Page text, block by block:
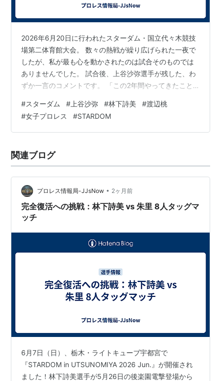
2026年6月20日に行われたスターダム・国立代々木競技
場第二体育館大会。 数々の熱戦が繰り広げられた一夜で
したが、私が最も心を動かされたのは試合そのものでは
ありませんでした。 試合後、上谷沙弥選手が残した、わ
ずか一言のコメントです。 「この2年間やってきたこと
わ。」 この言葉を聞いた瞬間、私は思わず画面の前で言
葉を失いました。 敗戦後の悔しさを口にするレスラーは
珍しくありません。しかし、このコメントは単なる「負
っていたように感じます。 私はこの一言に、上谷選手が
この2年間積み重ねてきた努力や葛藤、…
#スターダム # 上谷沙弥 #林下詩美 #渡辺桃
#女子プロレス #STARDOM
関連ブログ
プロレス情報局-JJsNow • 2ヶ月前
完全復活への挑戦：林下詩美 vs 朱里 8人タッグマ
ッチ
6月7日（日）、栃木・ライトキューブ宇都宮で
『STARDOM in UTSUNOMIYA 2026 Jun.』が開催され
ました！林下詩美選手が5月26日の後楽園電撃登場から